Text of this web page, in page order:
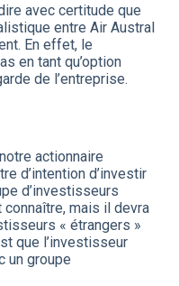
avec certitude que
entre Air Austral
En effet, le
en tant qu’option
de l’entreprise.
actionnaire
d’intention d’investir
d’investisseurs
mais il devra
« étrangers »
que l’investisseur
un groupe